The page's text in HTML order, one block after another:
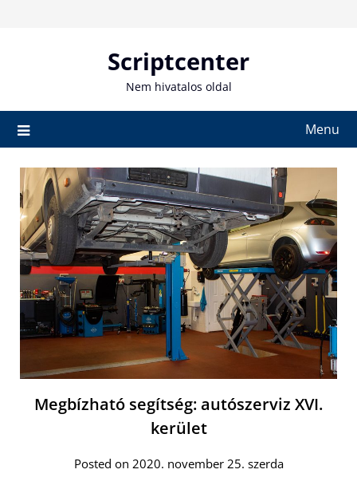
Scriptcenter
Nem hivatalos oldal
Menu
Megbízható segítség: autószerviz XVI.
kerület
Posted on 2020. november 25. szerda